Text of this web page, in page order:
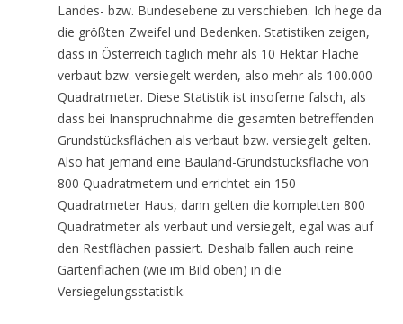
Landes- bzw. Bundesebene zu verschieben. Ich hege da
die größten Zweifel und Bedenken. Statistiken zeigen,
dass in Österreich täglich mehr als 10 Hektar Fläche
verbaut bzw. versiegelt werden, also mehr als 100.000
Quadratmeter. Diese Statistik ist insoferne falsch, als
dass bei Inanspruchnahme die gesamten betreffenden
Grundstücksflächen als verbaut bzw. versiegelt gelten.
Also hat jemand eine Bauland-Grundstücksfläche von
800 Quadratmetern und errichtet ein 150
Quadratmeter Haus, dann gelten die kompletten 800
Quadratmeter als verbaut und versiegelt, egal was auf
den Restflächen passiert. Deshalb fallen auch reine
Gartenflächen (wie im Bild oben) in die
Versiegelungsstatistik.